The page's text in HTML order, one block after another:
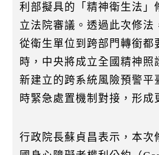
利部擬具的「精神衛生法」
立法院審議。透過此次修法
從衛生單位到跨部門轉銜都
時，中央將成立全國精神照
新建立的跨系統風險預警平
時緊急處置機制對接，形成
行政院長蘇貞昌表示，本次